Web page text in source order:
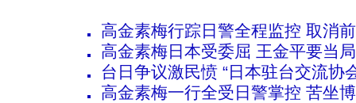
高金素梅行踪日警全程监控 取消
高金素梅日本受委屈 王金平要当
台日争议激民愤 “日本驻台交流协
高金素梅一行全受日警掌控 苦坐